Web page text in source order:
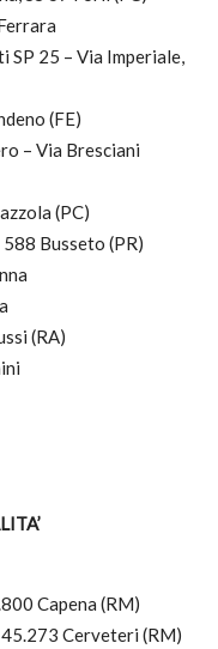
25 – Via Imperiale,
(FE)
– Via Bresciani
(PC)
Busseto (PR)
(RA)
Capena (RM)
Cerveteri (RM)